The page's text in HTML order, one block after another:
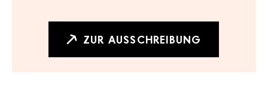
ZUR AUSSCHREIBUNG